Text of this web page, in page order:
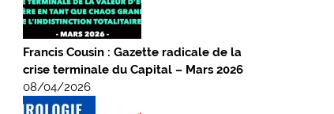
Francis Cousin : Gazette radicale de la
crise terminale du Capital – Mars 2026
08/04/2026